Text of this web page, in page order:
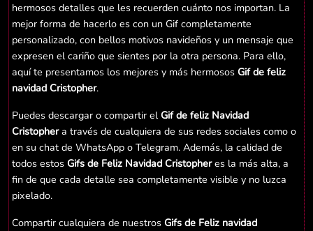
hermosos detalles que les recuerden cuánto nos importan. La
mejor forma de hacerlo es con un Gif completamente
personalizado, con bellos motivos navideños y un mensaje que
expresen el cariño que sientes por la otra persona. Para ello,
aquí te presentamos los mejores y más hermosos Gif de feliz
navidad Cristopher.
Puedes descargar o compartir elGif de feliz Navidad
Cristophera través de cualquiera de sus redes sociales como o
en su chat de WhatsApp o Telegram. Además, la calidad de
todos estos Gifs de Feliz Navidad Cristopheres la más alta, a
fin de que cada detalle sea completamente visible y no luzca
pixelado.
Compartir cualquiera de nuestros Gifs de Feliz navidad